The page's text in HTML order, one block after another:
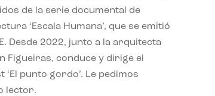
de la serie documental de
‘Escala Humana’, que se emitió
Desde 2022, junto a la arquitecta
Figueiras, conduce y dirige el
‘El punto gordo’. Le pedimos
lector.